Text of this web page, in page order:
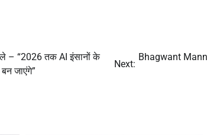
– “2026 तक AI इंसानों के
जाएंगे”
Next:
Bhagwant Mann